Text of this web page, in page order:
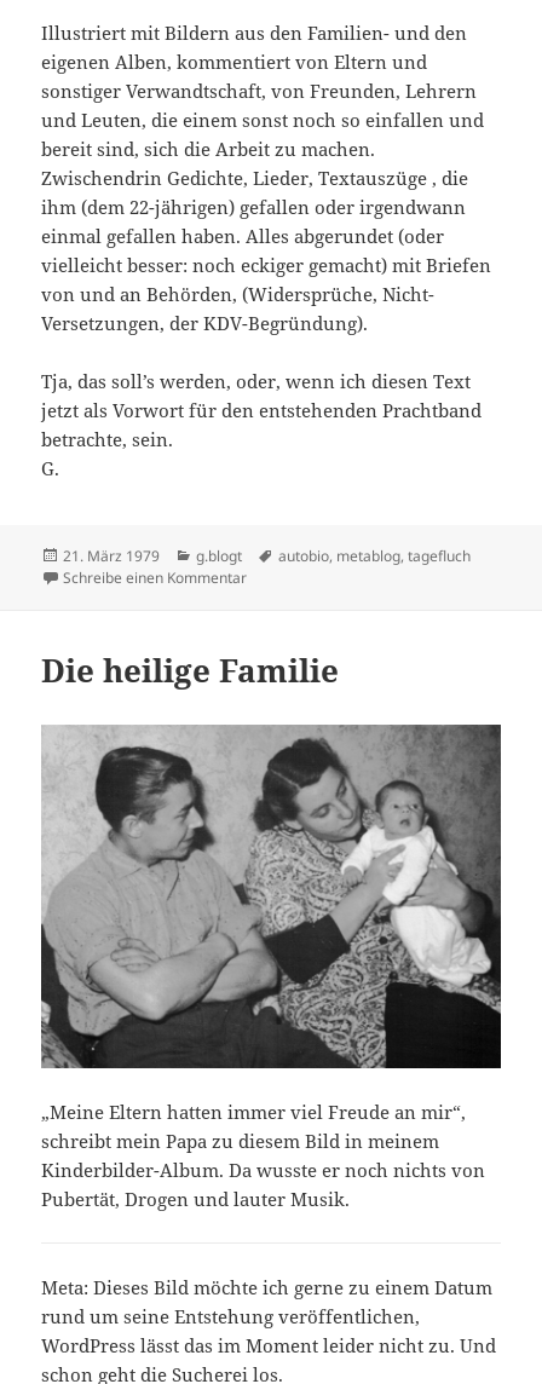
Illustriert mit Bildern aus den Familien- und den
eigenen Alben, kommentiert von Eltern und
sonstiger Verwandtschaft, von Freunden, Lehrern
und Leuten, die einem sonst noch so einfallen und
bereit sind, sich die Arbeit zu machen.
Zwischendrin Gedichte, Lieder, Textauszüge , die
ihm (dem 22-jährigen) gefallen oder irgendwann
einmal gefallen haben. Alles abgerundet (oder
vielleicht besser: noch eckiger gemacht) mit Briefen
von und an Behörden, (Widersprüche, Nicht-
Versetzungen, der KDV-Begründung).
Tja, das soll’s werden, oder, wenn ich diesen Text
jetzt als Vorwort für den entstehenden Prachtband
betrachte, sein.
G.
Veröffentlicht
am
21. März 1979 Kategorien
g.blogt Schlagwörter
autobio, metablog,tagefluch
Schreibe einen Kommentarzu Zum Kennenlernen
Die heilige Familie
„Meine Eltern hatten immer viel Freude an mir“,
schreibt mein Papa zu diesem Bild in meinem
Kinderbilder-Album. Da wusste er noch nichts von
Pubertät, Drogen und lauter Musik.
Meta: Dieses Bild möchte ich gerne zu einem Datum
rund um seine Entstehung veröffentlichen,
WordPress lässt das im Moment leider nicht zu. Und
schon geht die Sucherei los.